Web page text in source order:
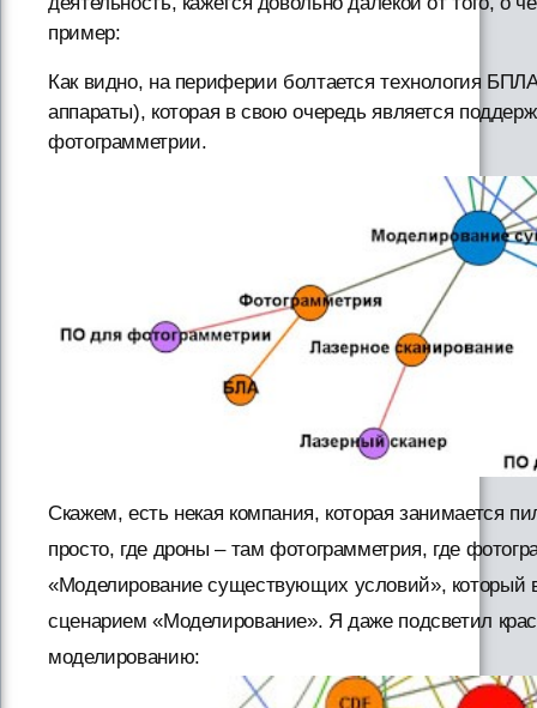
пример:
Как видно, на периферии болтается технология
аппараты), которая в свою очередь является
фотограмметрии.
Скажем, есть некая компания, которая занимается
просто, где дроны – там фотограмметрия, где
«Моделирование существующих условий», который
сценарием «Моделирование». Я даже подсветил
моделированию: